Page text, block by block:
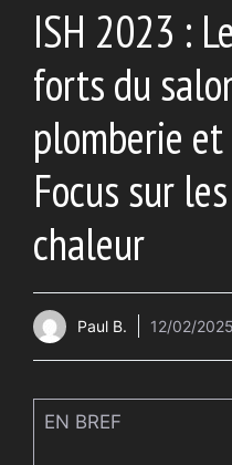
ISH 2023 :
forts du
plomberie
Focus sur
chaleur
Paul B. 12/02/2025
EN BREF